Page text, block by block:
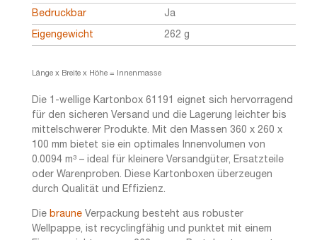
Bedruckbar Ja
Eigengewicht 262 g
Länge x Breite x Höhe = Innenmasse
Die 1-wellige Kartonbox 61191 eignet sich hervorragend
für den sicheren Versand und die Lagerung leichter bis
mittelschwerer Produkte. Mit den Massen 360 x 260 x
100 mm bietet sie ein optimales Innenvolumen von
0.0094 m³ – ideal für kleinere Versandgüter, Ersatzteile
oder Warenproben. Diese Kartonboxen überzeugen
durch Qualität und Effizienz.
Die braune Verpackung besteht aus robuster
Wellpappe, ist recyclingfähig und punktet mit einem